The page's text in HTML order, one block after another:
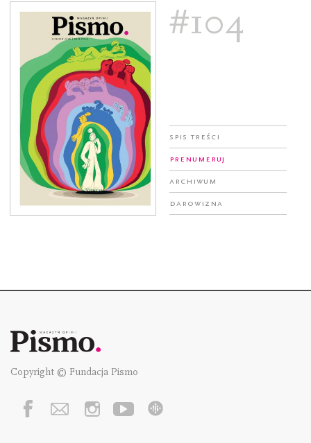
#104
Spis treści
Prenumeruj
Archiwum
Darowizna
Copyright © Fundacja Pismo